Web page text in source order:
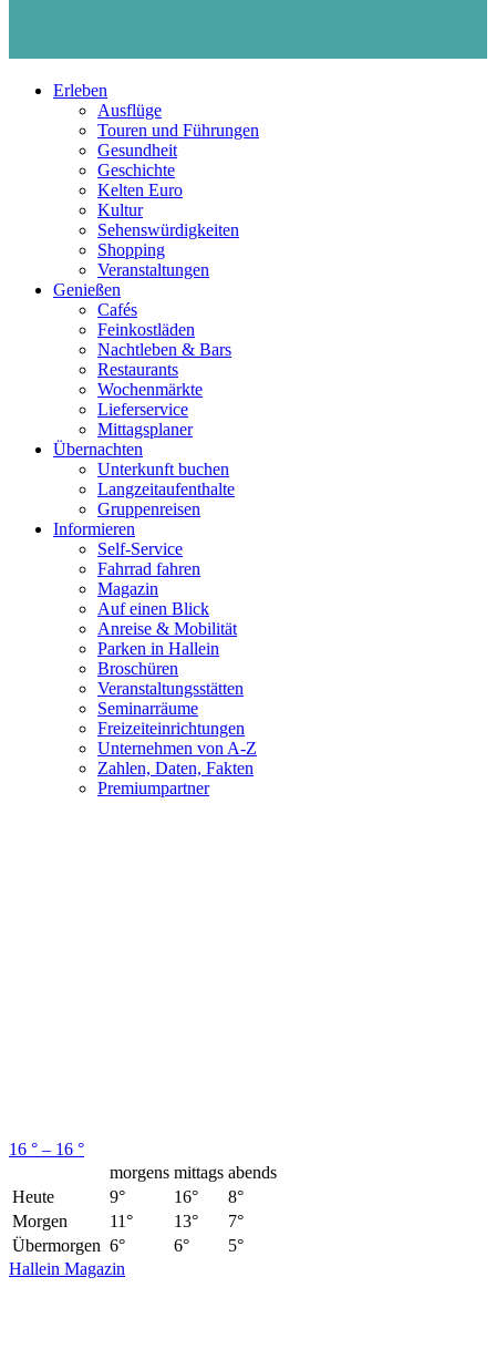
Erleben
Ausflüge
Touren und Führungen
Gesundheit
Geschichte
Kelten Euro
Kultur
Sehenswürdigkeiten
Shopping
Veranstaltungen
Genießen
Cafés
Feinkostläden
Nachtleben & Bars
Restaurants
Wochenmärkte
Lieferservice
Mittagsplaner
Übernachten
Unterkunft buchen
Langzeitaufenthalte
Gruppenreisen
Informieren
Self-Service
Fahrrad fahren
Magazin
Auf einen Blick
Anreise & Mobilität
Parken in Hallein
Broschüren
Veranstaltungsstätten
Seminarräume
Freizeiteinrichtungen
Unternehmen von A-Z
Zahlen, Daten, Fakten
Premiumpartner
16 ° – 16 °
morgens mittags abends
Heute
9° 16°
8°
Morgen
11° 13°
7°
Übermorgen 6° 6°
5°
Hallein Magazin